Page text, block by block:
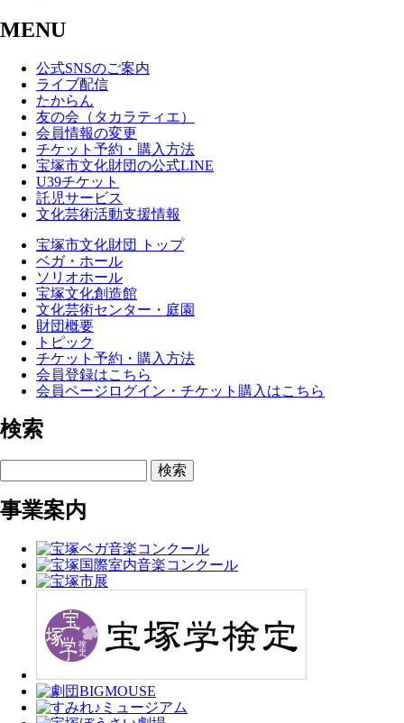
MENU
公式SNSのご案内
ライブ配信
たからん
友の会（タカラティエ）
会員情報の変更
チケット予約・購入方法
宝塚市文化財団の公式LINE
U39チケット
託児サービス
文化芸術活動支援情報
宝塚市文化財団 トップ
ベガ・ホール
ソリオホール
宝塚文化創造館
文化芸術センター・庭園
財団概要
トピック
チケット予約・購入方法
会員登録はこちら
会員ページログイン・チケット購入はこちら
検索
検索
事業案内